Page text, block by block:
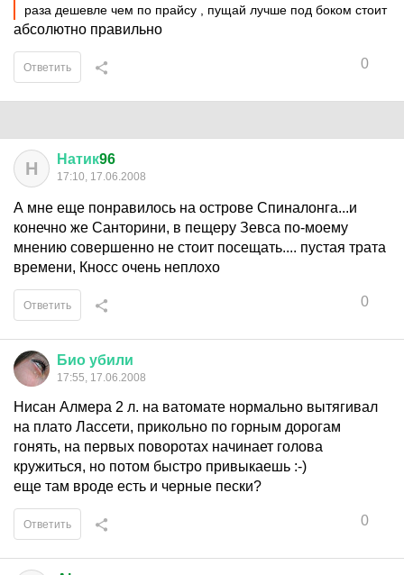
раза дешевле чем по прайсу , пущай лучше под боком стоит
абсолютно правильно
0
Ответить
Н Натик96
17:10, 17.06.2008
А мне еще понравилось на острове Спиналонга...и
конечно же Санторини, в пещеру Зевса по-моему
мнению совершенно не стоит посещать.... пустая трата
времени, Кносс очень неплохо
0
Ответить
Био убили
17:55, 17.06.2008
Нисан Алмера 2 л. на ватомате нормально вытягивал
на плато Лассети, прикольно по горным дорогам
гонять, на первых поворотах начинает голова
кружиться, но потом быстро привыкаешь :-)
еще там вроде есть и черные пески?
0
Ответить